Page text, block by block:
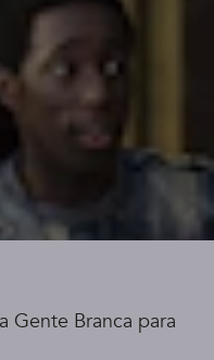
Gente Branca para